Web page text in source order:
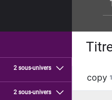
2 sous-univers
2 sous-univers
copy